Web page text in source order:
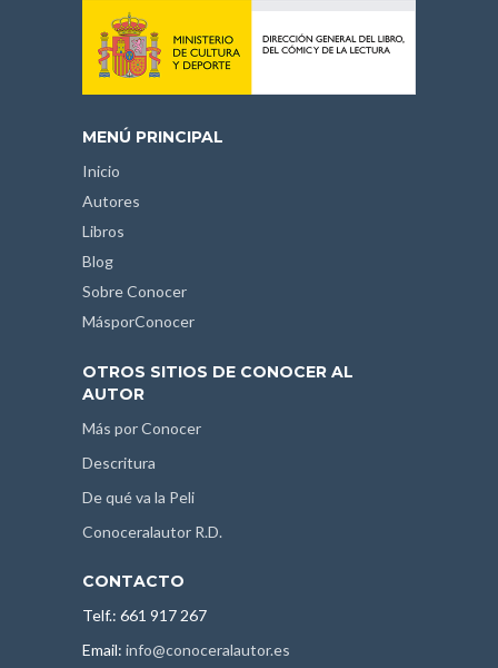
MENÚ PRINCIPAL
Inicio
Autores
Libros
Blog
Sobre Conocer
MásporConocer
OTROS SITIOS DE CONOCER AL
AUTOR
Más por Conocer
Descritura
De qué va la Peli
Conoceralautor R.D.
CONTACTO
Telf.: 661 917 267
Email: info@conoceralautor.es